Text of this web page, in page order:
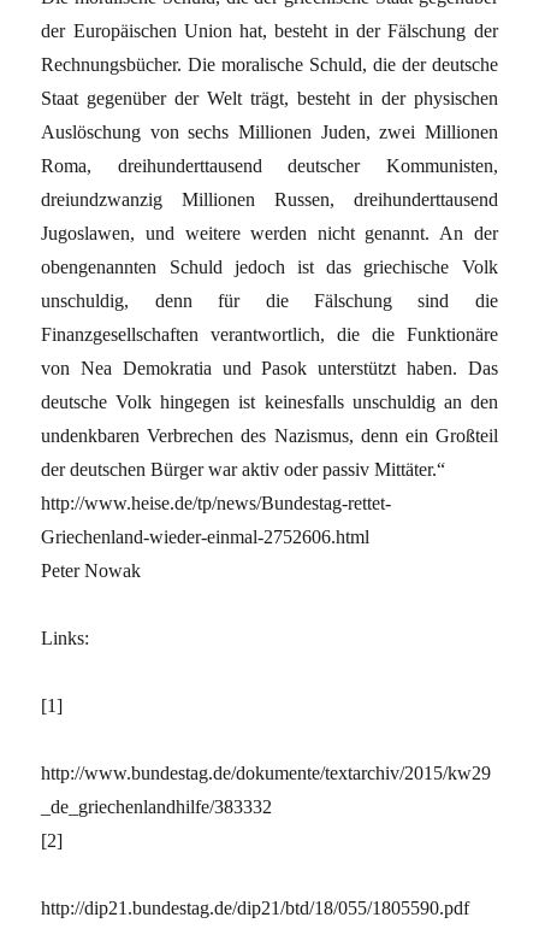
der Europäischen Union hat, besteht in der Fälschung der
Rechnungsbücher. Die moralische Schuld, die der deutsche
Staat gegenüber der Welt trägt, besteht in der physischen
Auslöschung von sechs Millionen Juden, zwei Millionen
Roma, dreihunderttausend deutscher Kommunisten,
dreiundzwanzig Millionen Russen, dreihunderttausend
Jugoslawen, und weitere werden nicht genannt. An der
obengenannten Schuld jedoch ist das griechische Volk
unschuldig, denn für die Fälschung sind die
Finanzgesellschaften verantwortlich, die die Funktionäre
von Nea Demokratia und Pasok unterstützt haben. Das
deutsche Volk hingegen ist keinesfalls unschuldig an den
undenkbaren Verbrechen des Nazismus, denn ein Großteil
der deutschen Bürger war aktiv oder passiv Mittäter.“
http://www.heise.de/tp/news/Bundestag-rettet-
Griechenland-wieder-einmal-2752606.html
Peter Nowak
Links:
[1]
http://www.bundestag.de/dokumente/textarchiv/2015/kw29
_de_griechenlandhilfe/383332
[2]
http://dip21.bundestag.de/dip21/btd/18/055/1805590.pdf